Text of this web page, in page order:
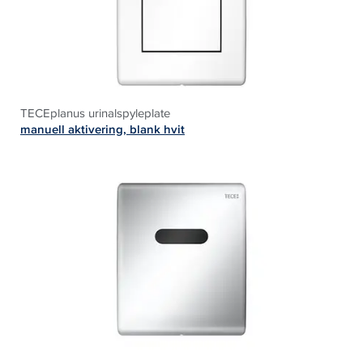
TECEplanus urinalspyleplate
manuell aktivering, blank hvit